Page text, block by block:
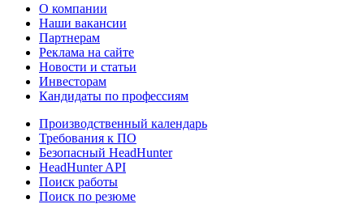
О компании
Наши вакансии
Партнерам
Реклама на сайте
Новости и статьи
Инвесторам
Кандидаты по профессиям
Производственный календарь
Требования к ПО
Безопасный HeadHunter
HeadHunter API
Поиск работы
Поиск по резюме